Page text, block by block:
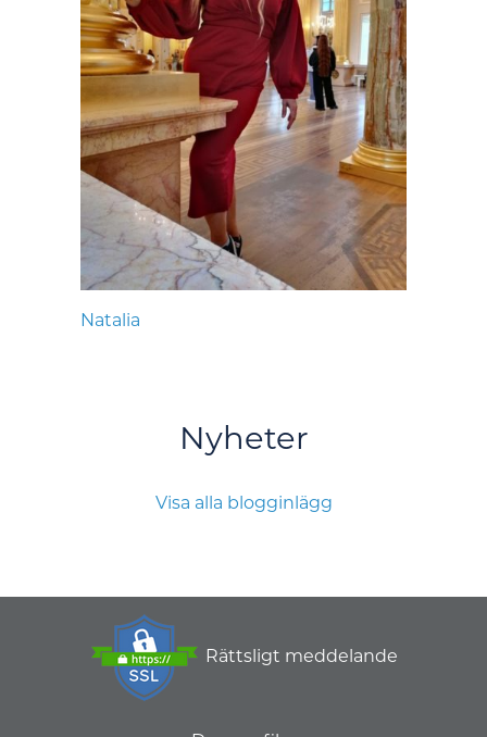
Natalia
Nyheter
Visa alla blogginlägg
Rättsligt meddelande